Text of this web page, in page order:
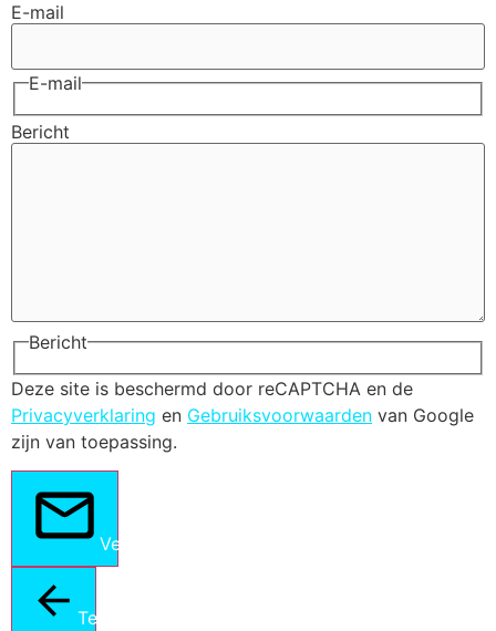
E-mail
E-mail
Bericht
Bericht
Deze site is beschermd door reCAPTCHA en de
Privacyverklaring en Gebruiksvoorwaarden van Google
zijn van toepassing.
Verstuur
Terug